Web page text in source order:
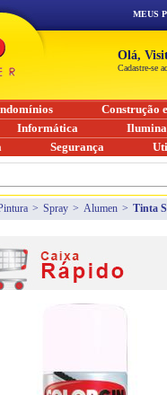
> Spray > Alumen > Tinta
MEUS
Olá,
Cadastre-se
Construção
Informática
Segurança